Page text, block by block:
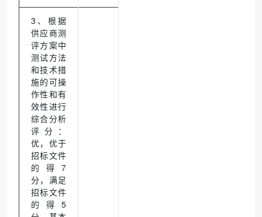
3、根据
供应商测
评方案中
测试方法
和技术措
施的可操
作性和有
效性进行
综合分析
评分：
优，优于
招标文件
的得7
分，满足
招标文件
的得5